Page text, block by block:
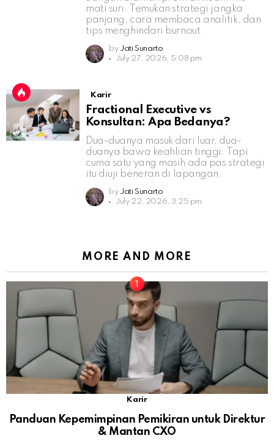
mati suri. Temukan strategi jangka
panjang, cara membaca analitik, dan
tips menghindari burnout.
by Jati Sunarto
July 27, 2026, 5:08 pm
Karir
Fractional Executive vs
Konsultan: Apa Bedanya?
Dua-duanya masuk dari luar, dua-
duanya bawa keahlian tinggi. Tapi
cuma satu yang masih ada pas strategi
itu diuji beneran di lapangan.
by Jati Sunarto
July 22, 2026, 3:25 pm
MORE AND MORE
Karir
Panduan Kepemimpinan Pemikiran untuk Direktur
& Mantan CXO